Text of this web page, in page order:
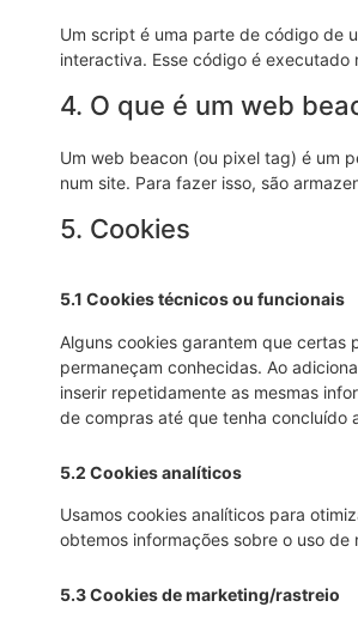
Um script é uma parte de código de
interactiva. Esse código é executado
4. O que é um web
Um web beacon (ou pixel tag) é um
num site. Para fazer isso, são
5. Cookies
5.1 Cookies técnicos ou funcionais
Alguns cookies garantem que certas
permaneçam conhecidas. Ao
inserir repetidamente as mesmas
de compras até que tenha concluído
5.2 Cookies analíticos
Usamos cookies analíticos para
obtemos informações sobre o uso de
5.3 Cookies de marketing/rastreio